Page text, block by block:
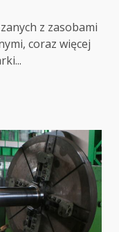
z zasobami
coraz więcej